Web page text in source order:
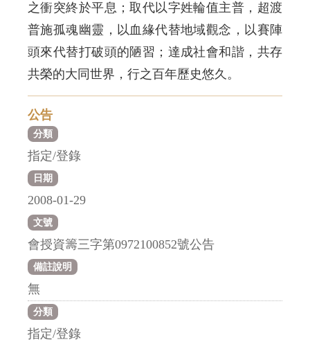
之衝突終於平息；取代以字姓輪值主普，超渡
普施孤魂幽靈，以血緣代替地域觀念，以賽陣
頭來代替打破頭的陋習；達成社會和諧，共存
共榮的大同世界，行之百年歷史悠久。
公告
分類
指定/登錄
日期
2008-01-29
文號
會授資籌三字第0972100852號公告
備註說明
無
分類
指定/登錄